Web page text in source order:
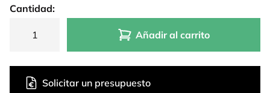
Cantidad:
Añadir al carrito
Solicitar un presupuesto